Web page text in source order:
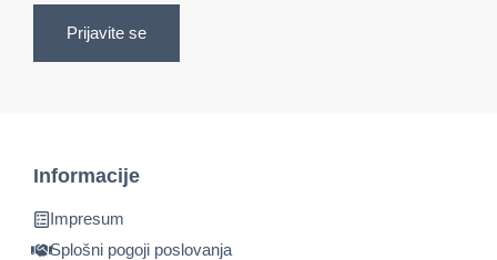
Prijavite se
Informacije
Impresum
Splošni pogoji poslovanja